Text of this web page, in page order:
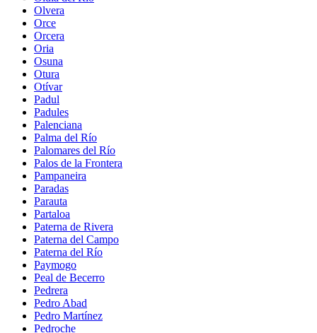
Olvera
Orce
Orcera
Oria
Osuna
Otura
Otívar
Padul
Padules
Palenciana
Palma del Río
Palomares del Río
Palos de la Frontera
Pampaneira
Paradas
Parauta
Partaloa
Paterna de Rivera
Paterna del Campo
Paterna del Río
Paymogo
Peal de Becerro
Pedrera
Pedro Abad
Pedro Martínez
Pedroche